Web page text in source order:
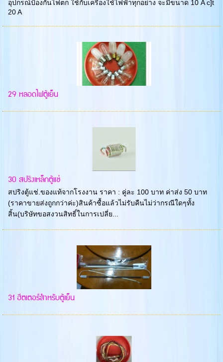
อุปกรณ์ป้องกันไฟตก ใช้กับเครื่องใช้ไฟฟ้าทุกอย่าง จะมีขนาด 10 A c]t
20 A
29 หลอดไฟตู้เย็น
30 สปริงเหล็กตู้แช่
สปริงตู้แช่.ของแท้จากโรงงาน ราคา : คู่ละ 100 บาท ค่าส่ง 50 บาท
(ราคาขายส่งถูกกว่าค่ะ)สินค้าซื้อแล้วไม่รับคืนไม่ว่ากรณีใดๆทั้ง
สิ้น(บริษัทขอสงวนสิทธิ์ในการเปลี่ย...
31 ฮีตเตอร์สำหรับตู้เย็น